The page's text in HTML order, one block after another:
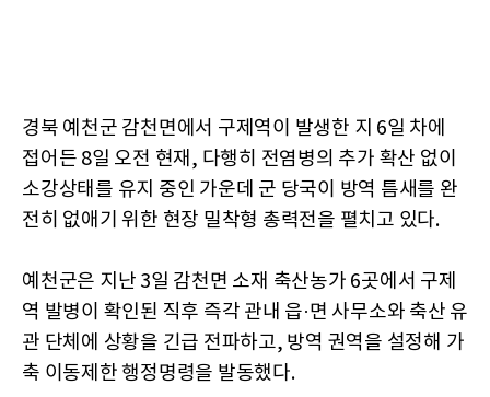
경북 예천군 감천면에서 구제역이 발생한 지 6일 차에
접어든 8일 오전 현재, 다행히 전염병의 추가 확산 없이
소강상태를 유지 중인 가운데 군 당국이 방역 틈새를 완
전히 없애기 위한 현장 밀착형 총력전을 펼치고 있다.
예천군은 지난 3일 감천면 소재 축산농가 6곳에서 구제
역 발병이 확인된 직후 즉각 관내 읍·면 사무소와 축산 유
관 단체에 상황을 긴급 전파하고, 방역 권역을 설정해 가
축 이동제한 행정명령을 발동했다.